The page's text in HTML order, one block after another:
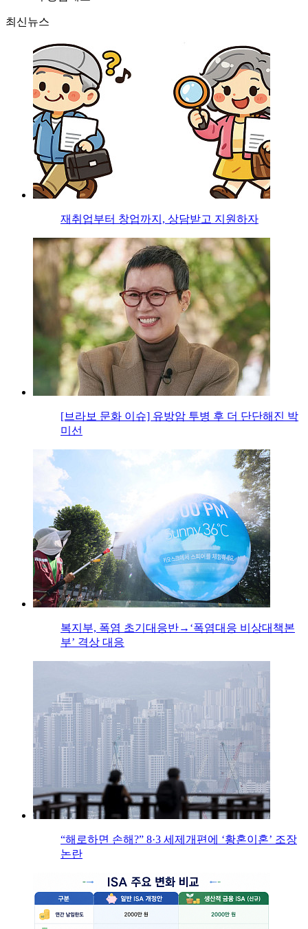
최신뉴스
재취업부터 창업까지, 상담받고 지원하자
[브라보 문화 이슈] 유방암 투병 후 더 단단해진 박
미선
복지부, 폭염 초기대응반→‘폭염대응 비상대책본
부’ 격상 대응
“해로하면 손해?” 8·3 세제개편에 ‘황혼이혼’ 조장
논란